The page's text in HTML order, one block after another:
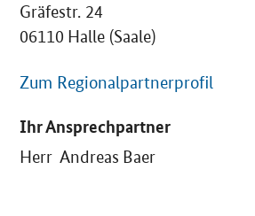
Gräfestr. 24
06110 Halle (Saale)
Zum Regionalpartnerprofil
Ihr Ansprechpartner
Herr Andreas Baer